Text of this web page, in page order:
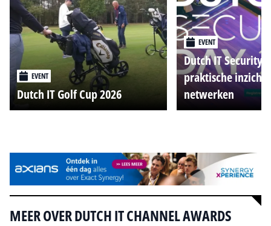
EVENT
Dutch IT Golf Cup 2026
EVENT
Dutch IT Security
praktische
netwerken
MEER OVER DUTCH IT CHANNEL AWARDS